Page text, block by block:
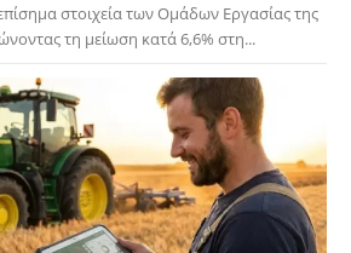
στοιχεία των Ομάδων Εργασίας της
τη μείωση κατά 6,6% στη...